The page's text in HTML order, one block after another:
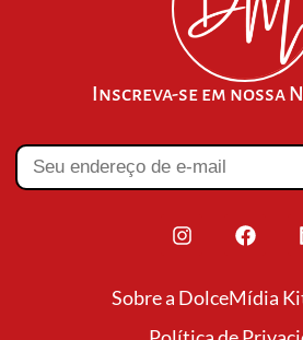
Inscreva-se em nossa
Sobre a DolceMídia